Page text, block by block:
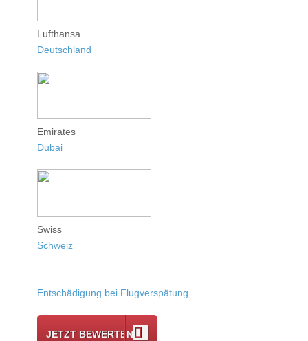
Lufthansa
Deutschland
Emirates
Dubai
Swiss
Schweiz
Entschädigung bei Flugverspätung
JETZT BEWERTEN